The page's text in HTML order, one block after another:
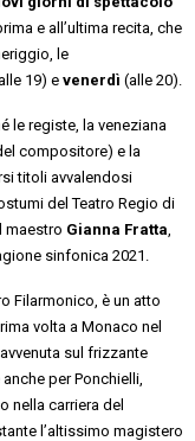
e all’ultima recita, che
le
19) evenerdì (alle 20).
le registe, la veneziana
compositore) e la
titoli avvalendosi
del Teatro Regio di
maestro Gianna Fratta
sinfonica 2021.
Filarmonico, è un atto
volta a Monaco nel
sul frizzante
per Ponchielli,
nella carriera del
l’altissimo magistero